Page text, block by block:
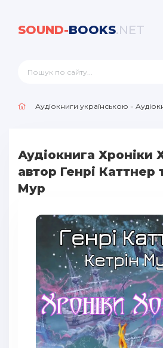
SOUND-BOOKS.NET
Аудіокниги українською »
Аудіокнига Хроніки
автор Генрі Каттнер
Мур